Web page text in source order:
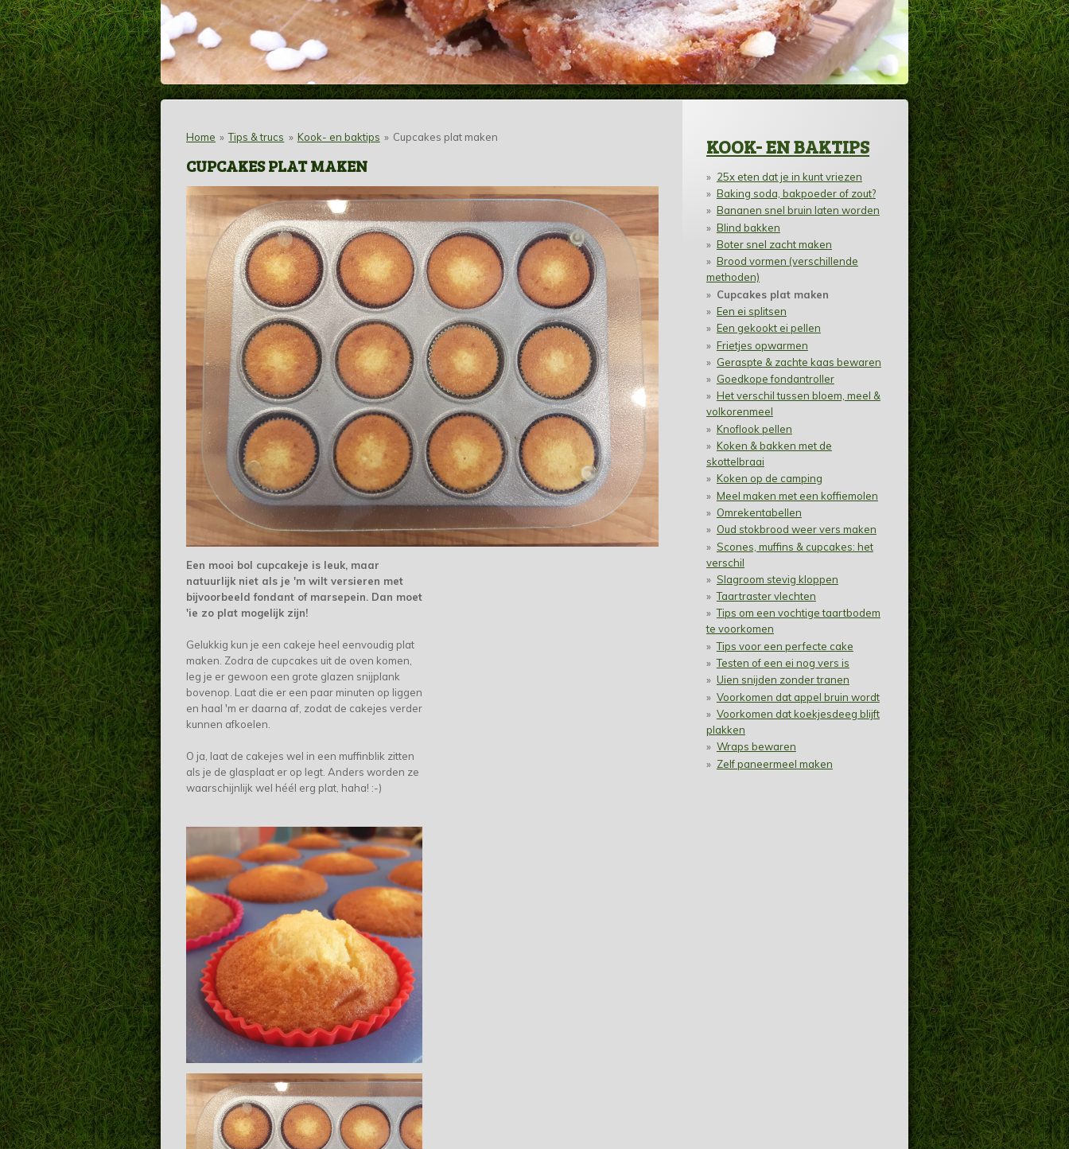
Home » Tips & trucs » Kook- en baktips » Cupcakes plat maken
CUPCAKES PLAT MAKEN
Een mooi bol cupcakeje is leuk, maar
natuurlijk niet als je 'm wilt versieren met
bijvoorbeeld fondant of marsepein. Dan moet
'ie zo plat mogelijk zijn!
Gelukkig kun je een cakeje heel eenvoudig plat
maken. Zodra de cupcakes uit de oven komen,
leg je er gewoon een grote glazen snijplank
bovenop. Laat die er een paar minuten op liggen
en haal 'm er daarna af, zodat de cakejes verder
kunnen afkoelen.
O ja, laat de cakejes wel in een muffinblik zitten
als je de glasplaat er op legt. Anders worden ze
waarschijnlijk wel héél erg plat, haha! :-)
KOOK- EN BAKTIPS
25x eten dat je in kunt vriezen
Baking soda, bakpoeder of zout?
Bananen snel bruin laten worden
Blind bakken
Boter snel zacht maken
Brood vormen (verschillende
methoden)
Cupcakes plat maken
Een ei splitsen
Een gekookt ei pellen
Frietjes opwarmen
Geraspte & zachte kaas bewaren
Goedkope fondantroller
Het verschil tussen bloem, meel &
volkorenmeel
Knoflook pellen
Koken & bakken met de
skottelbraai
Koken op de camping
Meel maken met een koffiemolen
Omrekentabellen
Oud stokbrood weer vers maken
Scones, muffins & cupcakes: het
verschil
Slagroom stevig kloppen
Taartraster vlechten
Tips om een vochtige taartbodem
te voorkomen
Tips voor een perfecte cake
Testen of een ei nog vers is
Uien snijden zonder tranen
Voorkomen dat appel bruin wordt
Voorkomen dat koekjesdeeg blijft
plakken
Wraps bewaren
Zelf paneermeel maken